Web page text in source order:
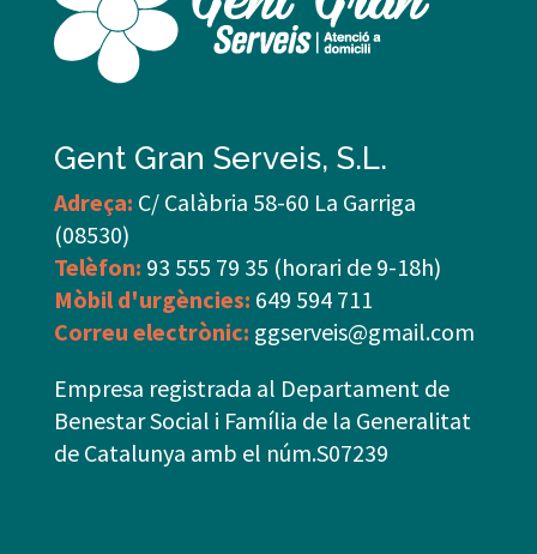
Gent Gran Serveis, S.L.
Adreça: C/ Calàbria 58-60 La Garriga
(08530)
Telèfon: 93 555 79 35 (horari de 9-18h)
Mòbil d'urgències: 649 594 711
Correu electrònic: ggserveis@gmail.com
Empresa registrada al Departament de
Benestar Social i Família de la Generalitat
de Catalunya amb el núm.S07239